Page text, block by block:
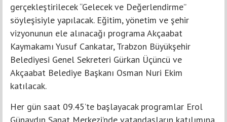
gerçekleştirilecek “Gelecek ve Değerlendirme”
söyleşisiyle yapılacak. Eğitim, yönetim ve şehir
vizyonunun ele alınacağı programa Akçaabat
Kaymakamı Yusuf Cankatar, Trabzon Büyükşehir
Belediyesi Genel Sekreteri Gürkan Üçüncü ve
Akçaabat Belediye Başkanı Osman Nuri Ekim
katılacak.
Her gün saat 09.45’te başlayacak programlar Erol